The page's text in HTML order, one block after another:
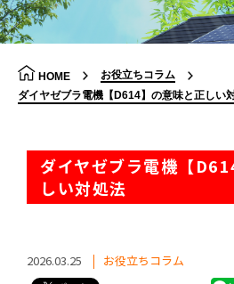
HOME
お役立ちコラム
ダイヤゼブラ電機【D614】の意味と正しい
ダイヤゼブラ電機【
しい対処法
2026.03.25 お役立ちコラム